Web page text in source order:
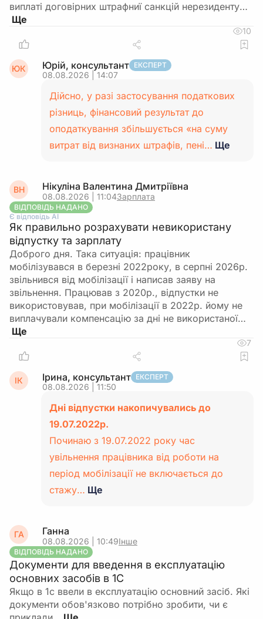
виплаті договірних штрафниї санкцій нерезиденту…
10
ЮК Юрій, консультант ЕКСПЕРТ
08.08.2026 | 14:07
Дійсно, у разі застосування податкових
різниць, фінансовий результат до
оподаткування збільшується «на суму
витрат від визнаних штрафів, пені… Ще
ВН Нікуліна Валентина Дмитріївна
08.08.2026 | 11:04Зарплата
ВІДПОВІДЬ НАДАНО
Є відповідь АІ
Як правильно розрахувати невикористану
відпустку та зарплату
Доброго дня. Така ситуація: працівник
мобілізувався в березні 2022року, в серпні 2026р.
звільнився від мобілізації і написав заяву на
звільнення. Працював з 2020р., відпустки не
використовував, при мобілізації в 2022р. йому не
виплачували компенсацію за дні не використаної…
7
ІК Ірина, консультант ЕКСПЕРТ
08.08.2026 | 11:50
Дні відпустки накопичувались до
19.07.2022р.
Починаю з 19.07.2022 року час
увільнення працівника від роботи на
період мобілізації не включається до
стажу… Ще
ГА Ганна
08.08.2026 | 10:49Інше
ВІДПОВІДЬ НАДАНО
Документи для введення в експлуатацію
основних засобів в 1С
Якщо в 1с ввели в експлуатацію основний засіб. Які
документи обов'язково потрібно зробити, чи є